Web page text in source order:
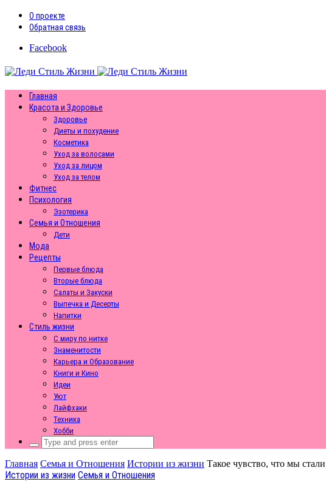
О проекте
Обратная связь
Facebook
Главная
Красота и Здоровье
Здоровье
Диеты и похудение
Косметика
Уход за волосами
Уход за лицом
Уход за телом
Фитнес
Психология
Эзотерика
Семья и Отношения
Дети
Мода
Рецепты
Первые блюда
Вторые блюда
Салаты и Закуски
Выпечка и Десерты
Напитки
Стиль жизни
С миру по нитке
Знаменитости
Карьера и Образование
Книги и Кино
Идеи
Уют
Лайфхаки
Техника
Хобби
Search
for:
Главная Семья и Отношения Истории из жизни Такое чувство, что мы
Истории из жизни Семья и Отношения